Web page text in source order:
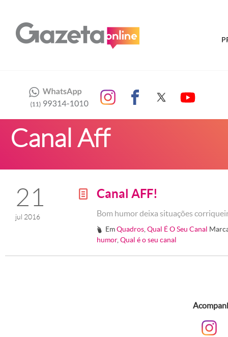
Canal Aff
21
jul 2016
g Canal AFF!
Bom humor deixa situações
# EmQuadros ,Qual É O Seu Canal
humor, Qual é o seu canal